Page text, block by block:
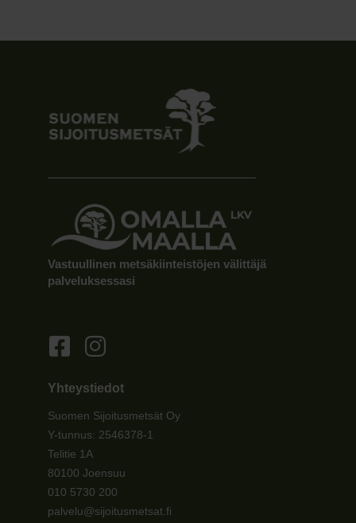
Vastuullinen metsäkiinteistöjen välittäjä
palveluksessasi
Yhteystiedot
Suomen Sijoitusmetsät Oy
Y-tunnus: 2546378-1
Telitie 1A
80100 Joensuu
010 5730 200
palvelu@sijoitusmetsat.fi